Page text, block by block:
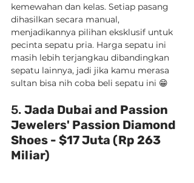
kemewahan dan kelas. Setiap pasang
dihasilkan secara manual,
menjadikannya pilihan eksklusif untuk
pecinta sepatu pria. Harga sepatu ini
masih lebih terjangkau dibandingkan
sepatu lainnya, jadi jika kamu merasa
sultan bisa nih coba beli sepatu ini 😁
5. Jada Dubai and Passion
Jewelers' Passion Diamond
Shoes - $17 Juta (Rp 263
Miliar)